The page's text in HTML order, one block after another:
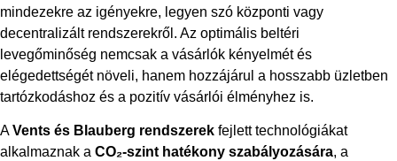
mindezekre az igényekre, legyen szó központi vagy
decentralizált rendszerekről. Az optimális beltéri
levegőminőség nemcsak a vásárlók kényelmét és
elégedettségét növeli, hanem hozzájárul a hosszabb üzletben
tartózkodáshoz és a pozitív vásárlói élményhez is.
AVents és Blauberg rendszerek fejlett technológiákat
alkalmaznak a CO₂-szint hatékony szabályozására, a